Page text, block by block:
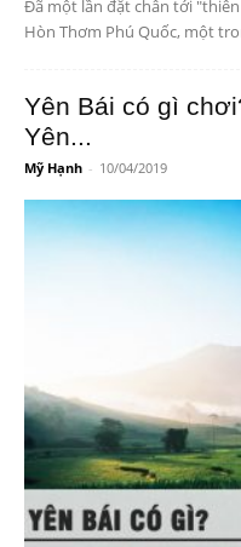
Đã một lần đặt chân tới
Hòn Thơm Phú Quốc, một
Yên Bái có gì
Yên...
Mỹ Hạnh - 10/04/2019